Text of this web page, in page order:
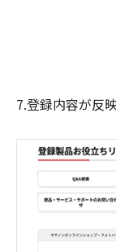
7.登録内容が反